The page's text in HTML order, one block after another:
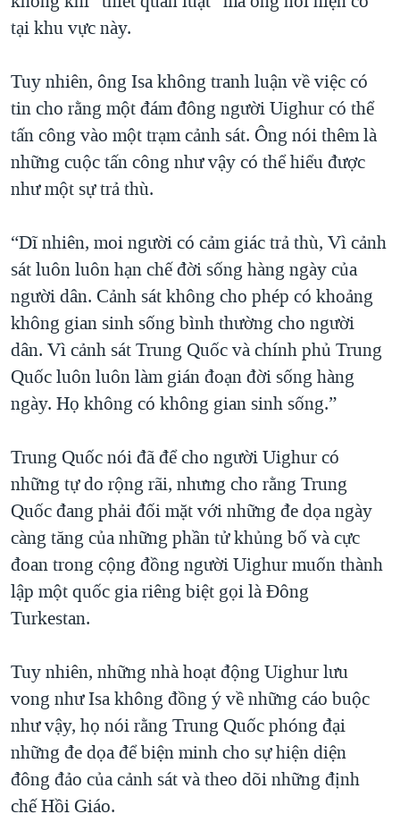
tại khu vực này.
Tuy nhiên, ông Isa không tranh luận về việc có
tin cho rằng một đám đông người Uighur có thể
tấn công vào một trạm cảnh sát. Ông nói thêm là
những cuộc tấn công như vậy có thể hiểu được
như một sự trả thù.
“Dĩ nhiên, moi người có cảm giác trả thù, Vì cảnh
sát luôn luôn hạn chế đời sống hàng ngày của
người dân. Cảnh sát không cho phép có khoảng
không gian sinh sống bình thường cho người
dân. Vì cảnh sát Trung Quốc và chính phủ Trung
Quốc luôn luôn làm gián đoạn đời sống hàng
ngày. Họ không có không gian sinh sống.”
Trung Quốc nói đã để cho người Uighur có
những tự do rộng rãi, nhưng cho rằng Trung
Quốc đang phải đối mặt với những đe dọa ngày
càng tăng của những phần tử khủng bố và cực
đoan trong cộng đồng người Uighur muốn thành
lập một quốc gia riêng biệt gọi là Đông
Turkestan.
Tuy nhiên, những nhà hoạt động Uighur lưu
vong như Isa không đồng ý về những cáo buộc
như vậy, họ nói rằng Trung Quốc phóng đại
những đe dọa để biện minh cho sự hiện diện
đông đảo của cảnh sát và theo dõi những định
chế Hồi Giáo.